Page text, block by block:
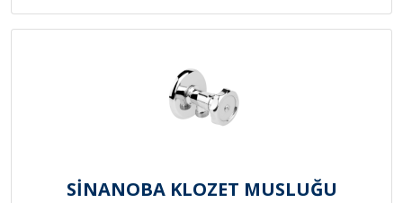
SİNANOBA KLOZET MUSLUĞU